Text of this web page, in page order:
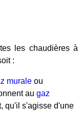
les chaudières à
:
murale ou
au gaz
qu'il s'agisse d'une